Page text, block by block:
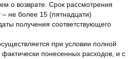
о возврате. Срок рассмотрения
– не более 15 (пятнадцати)
получения соответствующего
при условии полной
понесенных расходов, и с